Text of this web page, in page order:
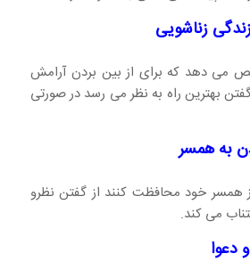
زناشویی
می دهد که برای از بین بردن آرامش
بهترین راه به نظر می رسد در صورتی
به همسر
همسر خود محافظت کنند از گفتن نظرو
می کند.
دعوا